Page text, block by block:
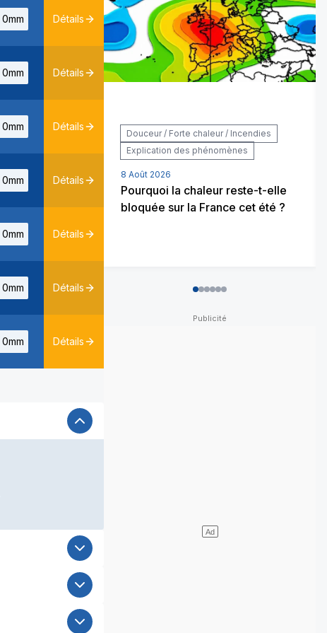
0mm Détails
0mm Détails
0mm Détails
0mm Détails
0mm Détails
0mm Détails
0mm Détails
Douceur / Forte chaleur / Incendies
Explication des phénomènes
8 Août 2026
Pourquoi la chaleur reste-t-elle
bloquée sur la France cet été ?